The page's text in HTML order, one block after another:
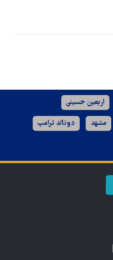
اربعین حسینی
مشهد دونالد ترامپ